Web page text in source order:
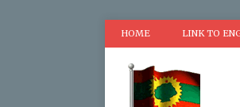
HOME LINK TO